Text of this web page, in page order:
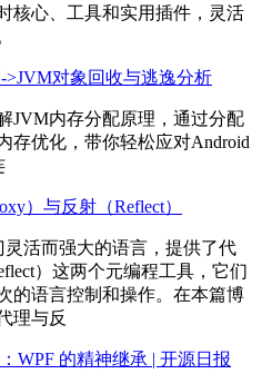
核心、工具和实用插件，灵活
>JVM对象回收与逃逸分析
JVM内存分配原理，通过分配
存优化，带你轻松应对Android
）与反射（Reflect）
灵活而强大的语言，提供了代
）这两个元编程工具，它们
的语言控制和操作。在本篇博
理与反
WPF 的精神继承 | 开源日报